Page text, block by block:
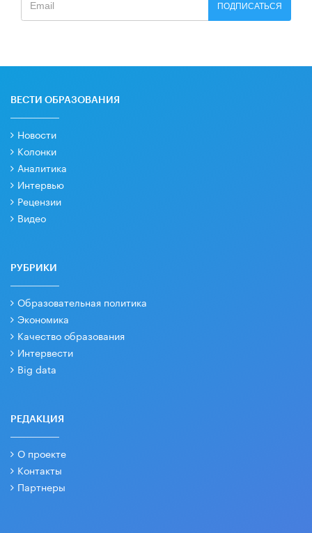
ПОДПИСАТЬСЯ
ВЕСТИ ОБРАЗОВАНИЯ
Новости
Колонки
Аналитика
Интервью
Рецензии
Видео
РУБРИКИ
Образовательная политика
Экономика
Качество образования
Интервести
Big data
РЕДАКЦИЯ
О проекте
Контакты
Партнеры